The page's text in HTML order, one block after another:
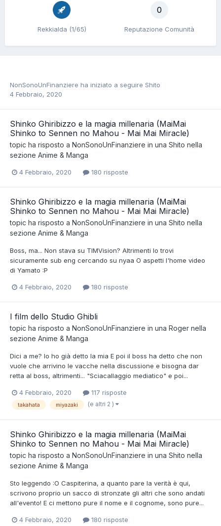
Rekkialda (1/65)
0
Reputazione Comunità
NonSonoUnFinanziere ha iniziato a seguire Shito
4 Febbraio, 2020
Shinko Ghiribizzo e la magia millenaria (MaiMai
Shinko to Sennen no Mahou - Mai Mai Miracle)
topic ha risposto a NonSonoUnFinanziere in una Shito nella
sezione Anime & Manga
4 Febbraio, 2020 180 risposte
Shinko Ghiribizzo e la magia millenaria (MaiMai
Shinko to Sennen no Mahou - Mai Mai Miracle)
topic ha risposto a NonSonoUnFinanziere in una Shito nella
sezione Anime & Manga
Boss, ma... Non stava su TIMVision? Altrimenti lo trovi
sicuramente sub eng cercando su nyaa O aspetti l'home video
di Yamato :P
4 Febbraio, 2020 180 risposte
I film dello Studio Ghibli
topic ha risposto a NonSonoUnFinanziere in una Roger nella
sezione Anime & Manga
Dici a me? Io ho già detto la mia E poi il boss ha detto che non
vuole che arrivino le vacche nella discussione e bisogna dar
retta al boss, altrimenti... "Sciacallaggio mediatico" e poi...
4 Febbraio, 2020 117 risposte
takahata miyazaki (e altri 2 )
Shinko Ghiribizzo e la magia millenaria (MaiMai
Shinko to Sennen no Mahou - Mai Mai Miracle)
topic ha risposto a NonSonoUnFinanziere in una Shito nella
sezione Anime & Manga
Sto leggendo :O Caspiterina, a quanto pare la verità è qui,
scrivono proprio un sacco di stronzate gli altri che sono andati
all'evento! E ci mettono pure il nome e il cognome, sono pure...
4 Febbraio, 2020 180 risposte